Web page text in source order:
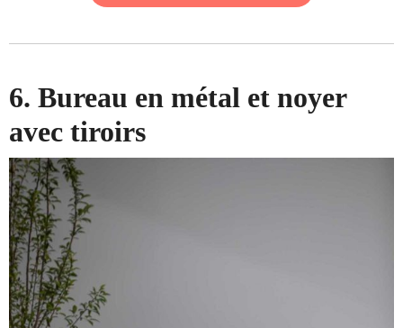
6. Bureau en métal et noyer
avec tiroirs